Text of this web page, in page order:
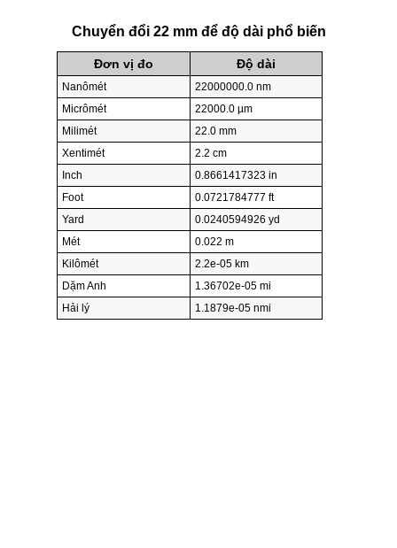
Chuyển đổi 22 mm để độ dài phổ biến
Đơn vị đo Độ dài
Nanômét
22000000.0 nm
Micrômét
22000.0 µm
Milimét
22.0 mm
Xentimét
2.2 cm
Inch
0.8661417323 in
Foot
0.0721784777 ft
Yard
0.0240594926 yd
Mét
0.022 m
Kilômét
2.2e-05 km
Dặm Anh
1.36702e-05 mi
Hải lý
1.1879e-05 nmi